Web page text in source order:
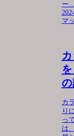
ー...
マ
カ
り
っ
は